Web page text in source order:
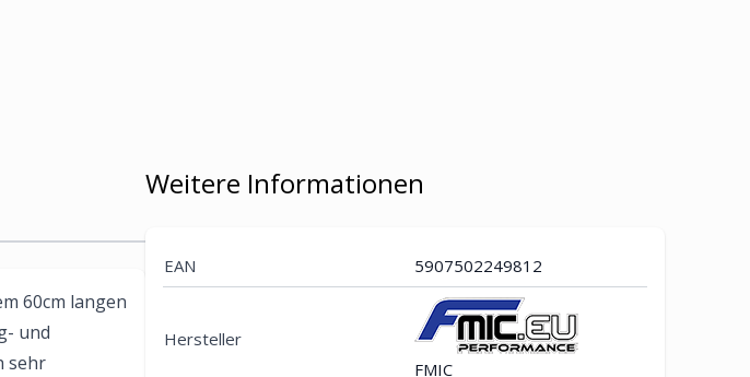
60cm langen
und
sehr
Weitere Informationen
EAN 5907502249812
Hersteller
FMIC